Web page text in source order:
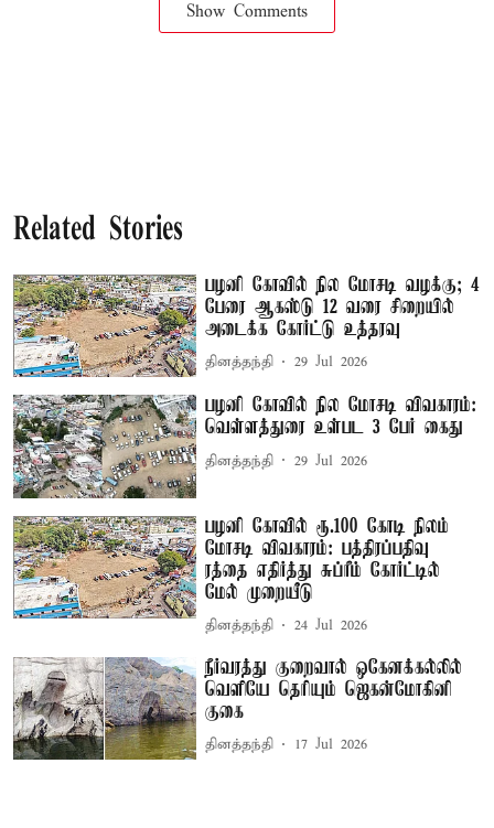
Show Comments
Related Stories
பழனி கோவில் நில மோசடி வழக்கு; 4
பேரை ஆகஸ்டு 12 வரை சிறையில்
அடைக்க கோர்ட்டு உத்தரவு
தினத்தந்தி 29 Jul 2026
பழனி கோவில் நில மோசடி விவகாரம்:
வெள்ளத்துரை உள்பட 3 பேர் கைது
தினத்தந்தி 29 Jul 2026
பழனி கோவில் ரூ.100 கோடி நிலம்
மோசடி விவகாரம்: பத்திரப்பதிவு
ரத்தை எதிர்த்து சுப்ரீம் கோர்ட்டில்
மேல் முறையீடு
தினத்தந்தி 24 Jul 2026
நீர்வரத்து குறைவால் ஒகேனக்கல்லில்
வெளியே தெரியும் ஜெகன்மோகினி
குகை
தினத்தந்தி 17 Jul 2026